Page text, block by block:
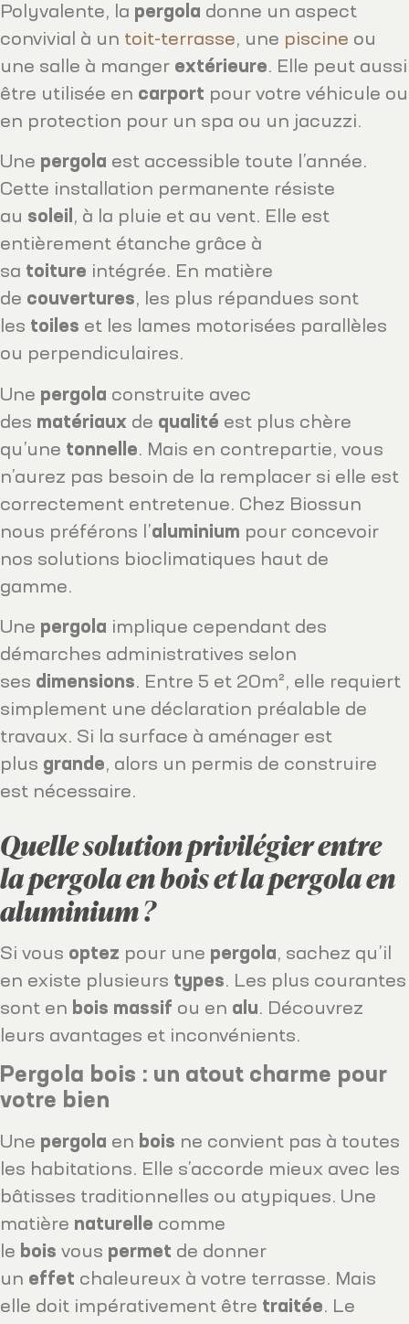
Polyvalente, la pergola donne un aspect
convivial à un toit-terrasse, une piscine ou
une salle à manger extérieure. Elle peut aussi
être utilisée en carport pour votre véhicule ou
en protection pour un spa ou un jacuzzi.
Une pergola est accessible toute l’année.
Cette installation permanente résiste
au soleil, à la pluie et au vent. Elle est
entièrement étanche grâce à
sa toiture intégrée. En matière
de couvertures, les plus répandues sont
les toiles et les lames motorisées parallèles
ou perpendiculaires.
Une pergola construite avec
des matériaux de qualité est plus chère
qu’une tonnelle. Mais en contrepartie, vous
n’aurez pas besoin de la remplacer si elle est
correctement entretenue. Chez Biossun
nous préférons l’aluminium pour concevoir
nos solutions bioclimatiques haut de
gamme.
Une pergola implique cependant des
démarches administratives selon
ses dimensions. Entre 5 et 20m², elle requiert
simplement une déclaration préalable de
travaux. Si la surface à aménager est
plus grande, alors un permis de construire
est nécessaire.
Quelle solution privilégier entre
la pergola en bois et la pergola en
aluminium ?
Si vous optez pour une pergola, sachez qu’il
en existe plusieurs types. Les plus courantes
sont en bois massif ou en alu. Découvrez
leurs avantages et inconvénients.
Pergola bois : un atout charme pour
votre bien
Une pergola en bois ne convient pas à toutes
les habitations. Elle s’accorde mieux avec les
bâtisses traditionnelles ou atypiques. Une
matière naturelle comme
le bois vous permet de donner
un effet chaleureux à votre terrasse. Mais
elle doit impérativement être traitée. Le